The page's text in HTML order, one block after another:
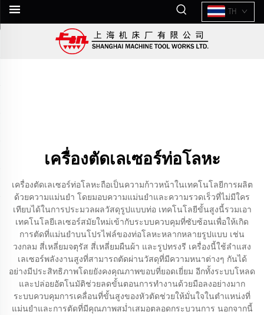
TH
เครื่องตัดเลเซอร์ท่อโลหะ
เครื่องตัดเลเซอร์ท่อโลหะถือเป็นความก้าวหน้าในเทคโนโลยีการผลิต
ด้วยความแม่นยำ โดยมอบความแม่นยำและความรวดเร็วที่ไม่มีใคร
เทียบได้ในการประมวลผลวัสดุรูปแบบท่อ เทคโนโลยีขั้นสูงนี้รวมเอา
เทคโนโลยีเลเซอร์สมัยใหม่เข้ากับระบบควบคุมที่ซับซ้อนเพื่อให้เกิด
การตัดที่แม่นยำบนโปรไฟล์ของท่อโลหะหลากหลายรูปแบบ เช่น
วงกลม สี่เหลี่ยมจตุรัส สี่เหลี่ยมผืนผ้า และรูปทรงรี เครื่องนี้ใช้ลำแสง
เลเซอร์พลังงานสูงที่สามารถตัดผ่านวัสดุที่มีความหนาต่างๆ กันได้
อย่างมีประสิทธิภาพโดยยังคงคุณภาพขอบที่ยอดเยี่ยม อีกทั้งระบบโหลด
และปล่อยอัตโนมัติช่วยลดขั้นตอนการทำงานด้วยมือลงอย่างมาก
ระบบควบคุมการเคลื่อนที่ขั้นสูงของหัวตัดช่วยให้มั่นใจในตำแหน่งที่
แม่นยำและการตัดที่มีคุณภาพสม่ำเสมอตลอดกระบวนการ นอกจากนี้